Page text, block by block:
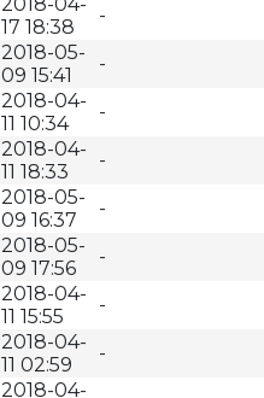
17 18:38
-
2018-05-
09 15:41
-
2018-04-
11 10:34
-
2018-04-
11 18:33
-
2018-05-
09 16:37
-
2018-05-
09 17:56
-
2018-04-
11 15:55
-
2018-04-
11 02:59
-
2018-04-